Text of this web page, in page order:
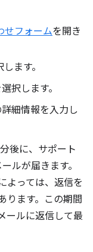
せフォームを開き
ます。
択します。
細情報を入力し
後に、サポート
ルが届きます。
よっては、返信を
ります。この期間
ールに返信して最